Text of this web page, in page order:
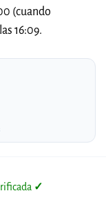
(cuando
16:09.
✓